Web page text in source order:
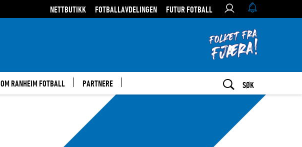
NETTBUTIKK FOTBALLAVDELINGEN FUTUR FOTBALL
OM RANHEIM FOTBALL PARTNERE SØK